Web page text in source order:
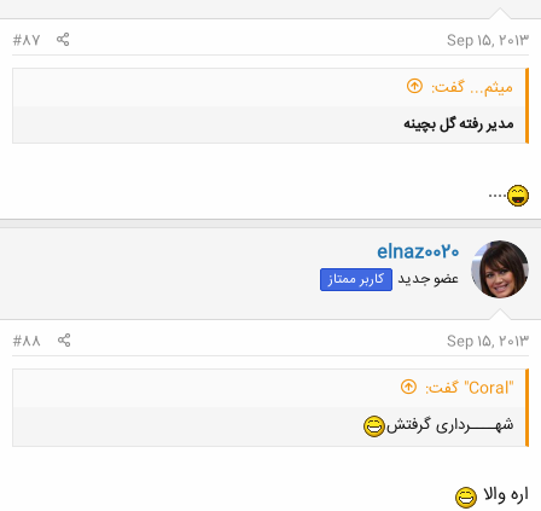
Sep 15, 2013
#87
میثم... گفت:
مدیر رفته گل بچینه
....
elnaz0020
عضو جدید کاربر ممتاز
Sep 15, 2013
#88
"Coral" گفت:
شهــــرداری گرفتش
اره والا